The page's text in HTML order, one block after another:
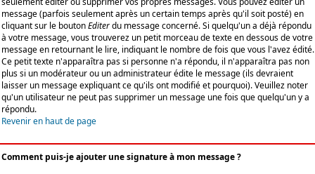
message (parfois seulement après un certain temps après qu'il soit posté) en
cliquant sur le boutonEditerdu message concerné. Si quelqu'un a déjà répondu
à votre message, vous trouverez un petit morceau de texte en dessous de votre
message en retournant le lire, indiquant le nombre de fois que vous l'avez édité.
Ce petit texte n'apparaîtra pas si personne n'a répondu, il n'apparaîtra pas non
plus si un modérateur ou un administrateur édite le message (ils devraient
laisser un message expliquant ce qu'ils ont modifié et pourquoi). Veuillez noter
qu'un utilisateur ne peut pas supprimer un message une fois que quelqu'un y a
répondu.
Revenir en haut de page
Comment puis-je ajouter une signature à mon message ?